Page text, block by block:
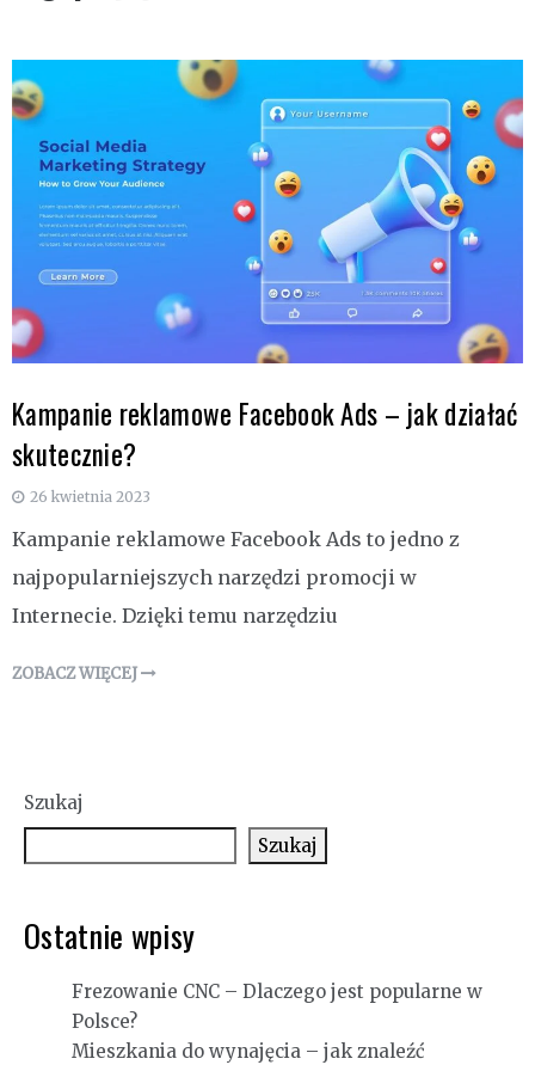
Kampanie reklamowe Facebook Ads – jak działać
skutecznie?
26 kwietnia 2023
Kampanie reklamowe Facebook Ads to jedno z
najpopularniejszych narzędzi promocji w
Internecie. Dzięki temu narzędziu
ZOBACZ WIĘCEJ
Szukaj
Szukaj
Ostatnie wpisy
Frezowanie CNC – Dlaczego jest popularne w
Polsce?
Mieszkania do wynajęcia – jak znaleźć